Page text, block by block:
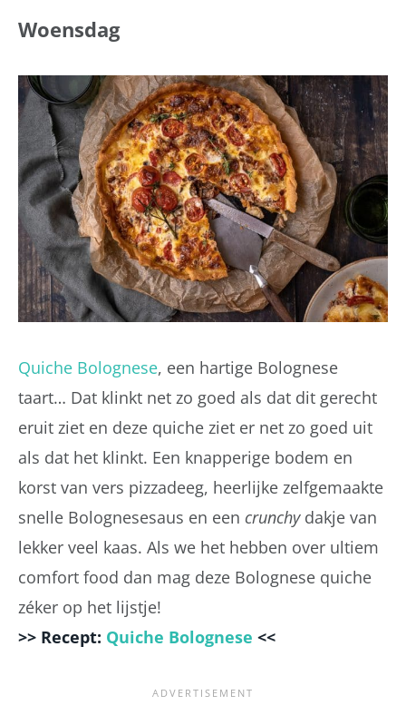
Woensdag
Quiche Bolognese, een hartige Bolognese
taart… Dat klinkt net zo goed als dat dit gerecht
eruit ziet en deze quiche ziet er net zo goed uit
als dat het klinkt. Een knapperige bodem en
korst van vers pizzadeeg, heerlijke zelfgemaakte
snelle Bolognesesaus en een crunchydakje van
lekker veel kaas. Als we het hebben over ultiem
comfort food dan mag deze Bolognese quiche
zéker op het lijstje!
>> Recept: Quiche Bolognese <<